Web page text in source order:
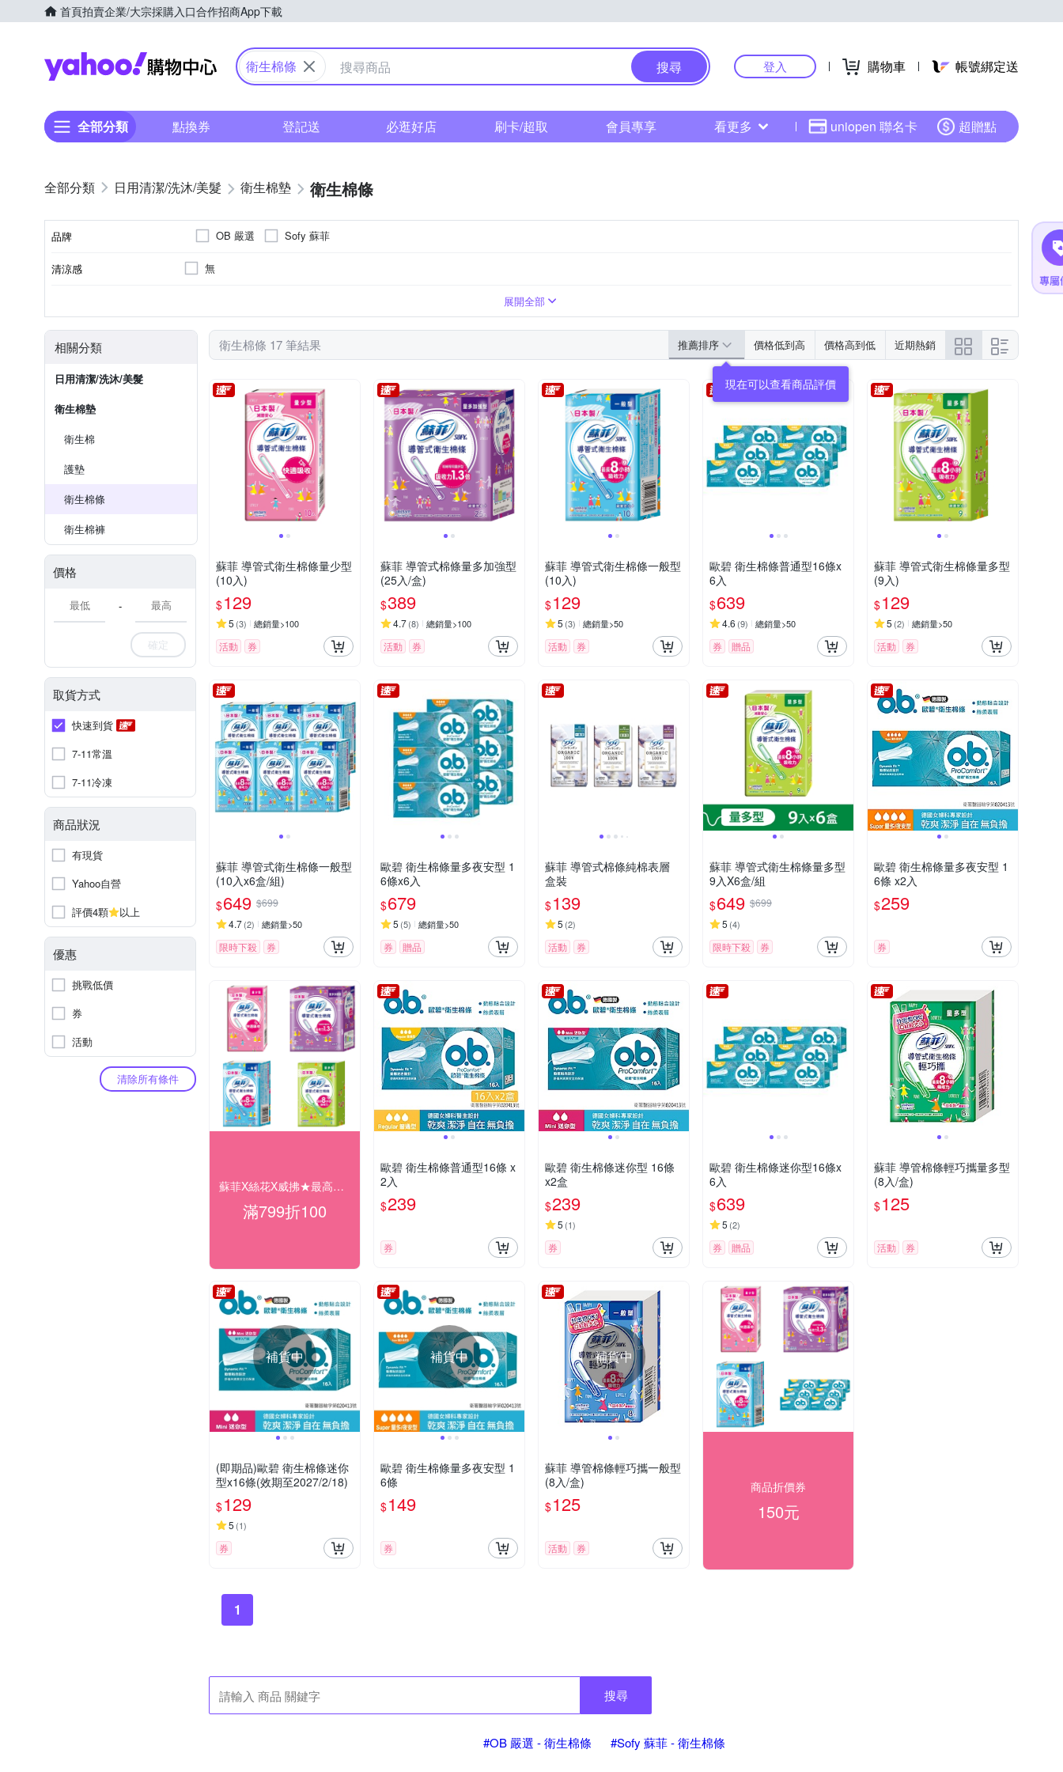
首頁拍賣企業/大宗採購入口合作招商App下載
Yahoo購物中心
衛生棉條 搜尋 登入 購物車 帳號綁定送
全部分類 點換券 登記送 必逛好店 刷卡/超取 會員專享 看更多 uniopen 聯名卡 超贈點
日用清潔/洗沐/美髮 衛生棉墊 衛生棉條
品牌 OB 嚴選 Sofy 蘇菲
清涼感 無
展開全部
相關分類
日用清潔/洗沐/美髮
衛生棉墊
衛生棉
護墊
衛生棉條
衛生棉褲
價格
-
確定
取貨方式
快速到貨
7-11常溫
7-11冷凍
商品狀況
有現貨
Yahoo自營
評價4顆
以上
優惠
挑戰低價
券
活動
清除所有條件
衛生棉條 17 筆結果 推薦排序 價格低到高 價格高到低 近期熱銷
現在可以查看商品評價
蘇菲 導管式衛生棉條量少型
(10入)
$129
5 (3) 總銷量>100
活動 券
蘇菲 導管式棉條量多加強型
(25入/盒)
$389
4.7(8) 總銷量>100
活動 券
蘇菲 導管式衛生棉條一般型
(10入)
$129
5 (3) 總銷量>50
活動 券
歐碧 衛生棉條普通型16條x
6入
$639
4.6 (9) 總銷量>50
券 贈品
蘇菲 導管式衛生棉條量多型
(9入)
$129
5 (2) 總銷量>50
活動 券
蘇菲 導管式衛生棉條一般型
(10入x6盒/組)
$649 $699
4.7(2) 總銷量>50
限時下殺 券
歐碧 衛生棉條量多夜安型 1
6條x6入
$679
5 (5) 總銷量>50
券 贈品
蘇菲 導管式棉條純棉表層
盒裝
$139
5 (2)
活動 券
蘇菲 導管式衛生棉條量多型
9入X6盒/組
$649 $699
5 (4)
限時下殺 券
歐碧 衛生棉條量多夜安型 1
6條 x2入
$259
券
蘇菲X絲花X威拂★最高折$100
滿799折100
歐碧 衛生棉條普通型16條 x
2入
$239
券
歐碧 衛生棉條迷你型 16條
x2盒
$239
5 (1)
券
歐碧 衛生棉條迷你型16條x
6入
$639
5 (2)
券 贈品
蘇菲 導管棉條輕巧攜量多型
(8入/盒)
$125
活動 券
補貨中
(即期品)歐碧 衛生棉條迷你
型x16條(效期至2027/2/18)
$129
5 (1)
券
補貨中
歐碧 衛生棉條量多夜安型 1
6條
$149
券
補貨中
蘇菲 導管棉條輕巧攜一般型
(8入/盒)
$125
活動 券
商品折價券
150元
1
搜尋
#OB 嚴選 - 衛生棉條 #Sofy 蘇菲 - 衛生棉條